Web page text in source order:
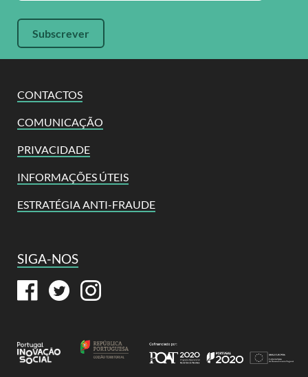
CONTACTOS
COMUNICAÇÃO
PRIVACIDADE
INFORMAÇÕES ÚTEIS
ESTRATÉGIA ANTI-FRAUDE
SIGA-NOS